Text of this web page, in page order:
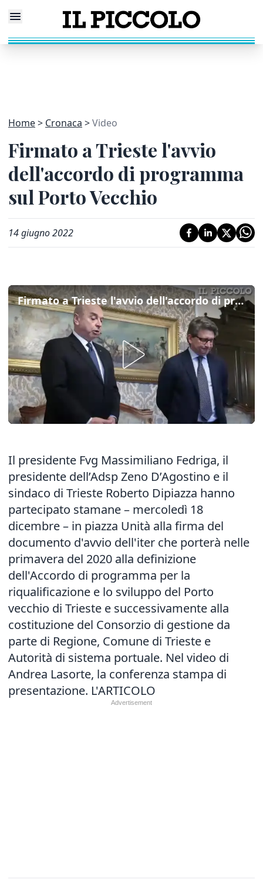
Home Cronaca Video
Firmato a Trieste l'avvio
dell'accordo di programma
sul Porto Vecchio
14 giugno 2022
Firmato a Trieste l'avvio dell'accordo di programma sul Porto Vecchio
Il presidente Fvg Massimiliano Fedriga, il
presidente dell’Adsp Zeno D’Agostino e il
sindaco di Trieste Roberto Dipiazza hanno
partecipato stamane – mercoledì 18
dicembre – in piazza Unità alla firma del
documento d'avvio dell'iter che porterà nelle
primavera del 2020 alla definizione
dell'Accordo di programma per la
riqualificazione e lo sviluppo del Porto
vecchio di Trieste e successivamente alla
costituzione del Consorzio di gestione da
parte di Regione, Comune di Trieste e
Autorità di sistema portuale. Nel video di
Andrea Lasorte, la conferenza stampa di
presentazione. L'ARTICOLO